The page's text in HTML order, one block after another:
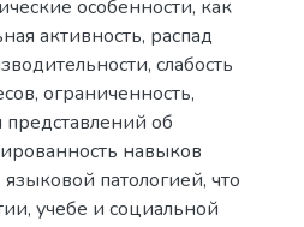
особенности, как
активность, распад
слабость
ограниченность,
об
навыков
патологией, что
учебе и социальной